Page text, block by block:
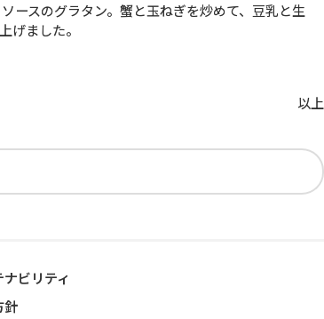
ースのグラタン。蟹と玉ねぎを炒めて、豆乳と生
げました。
以上
ビリティ
針